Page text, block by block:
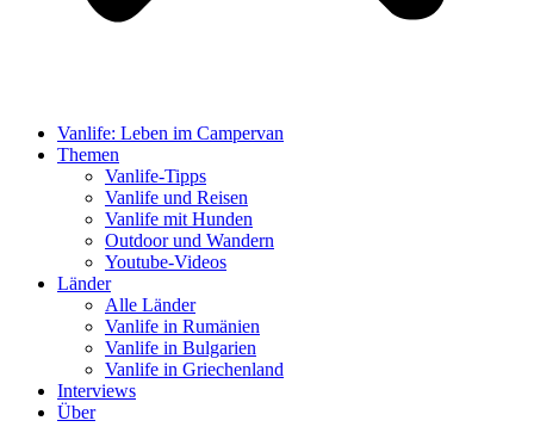
Vanlife: Leben im Campervan
Themen
Vanlife-Tipps
Vanlife und Reisen
Vanlife mit Hunden
Outdoor und Wandern
Youtube-Videos
Länder
Alle Länder
Vanlife in Rumänien
Vanlife in Bulgarien
Vanlife in Griechenland
Interviews
Über